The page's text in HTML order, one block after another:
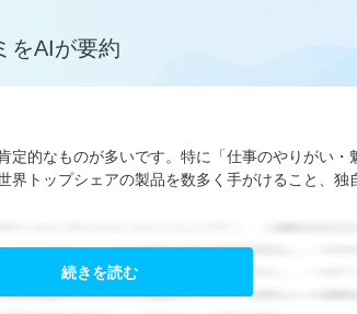
をAIが要約
定的なものが多いです。特に「仕事のやりがい・
トップシェアの製品を数多く手がけること、独
続きを読む